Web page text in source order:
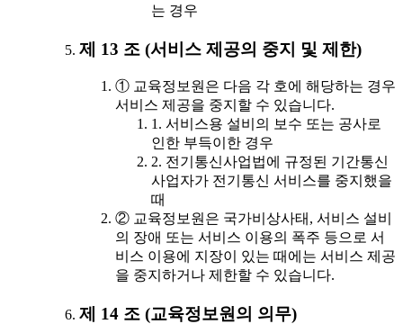
는 경우
제 13 조 (서비스 제공의 중지 및 제한)
① 교육정보원은 다음 각 호에 해당하는 경우
서비스 제공을 중지할 수 있습니다.
1. 서비스용 설비의 보수 또는 공사로
인한 부득이한 경우
2. 전기통신사업법에 규정된 기간통신
사업자가 전기통신 서비스를 중지했을
때
② 교육정보원은 국가비상사태, 서비스 설비
의 장애 또는 서비스 이용의 폭주 등으로 서
비스 이용에 지장이 있는 때에는 서비스 제공
을 중지하거나 제한할 수 있습니다.
제 14 조 (교육정보원의 의무)